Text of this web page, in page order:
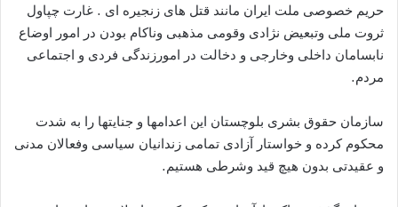
حریم خصوصی ملت ایران مانند قتل های زنجیره ای . غارت چپاول
ثروت ملی وتبعیض نژادی وقومی مذهبی وناکام بودن در امور اوضاع
نابسامان داخلی وخارجی و دخالت در امورزندگی فردی و اجتماعی
مردم.
سازمان حقوق بشری بلوچستان این اعدامها و جنایتها را به شدت
محکوم کرده و خواستار آزادی تمامی زندانیان سیاسی وفعالان مدنی
و عقیدتی بدون هیچ قید وشرطی هستیم.